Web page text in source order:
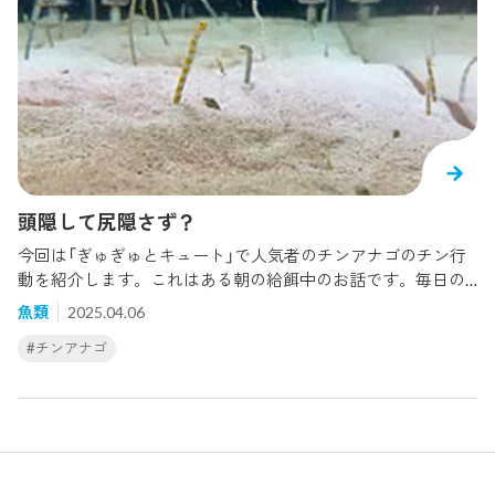
"狆"（チン）に顔が似ていることが由来です。英語では "garden
eel" ＝「庭に生えた草」と呼ばれます。たしかに犬みたいだし
草みたいでかわいい（笑）皆さんも是非涼しい海遊館でチンア
ナゴを見て夏を感じてみませんか？
頭隠して尻隠さず？
今回は「ぎゅぎゅとキュート」で人気者のチンアナゴのチン行
動を紹介します。これはある朝の給餌中のお話です。毎日の
ように水槽の掃除が終わり、それぞれの水槽に餌を与え食い
つきなど観察していました。みんな一生懸命食べていますが
よく見てみると、、、1尾だけ、顔ではないものがゆらゆら。
ンアナゴの頭が。よく観察してみると、尾が出ると頭がひっ
ンアナゴは垂直にもぐりこんでいますが、この魚は水平、ち
魚類 2025.04.06
#チンアナゴ